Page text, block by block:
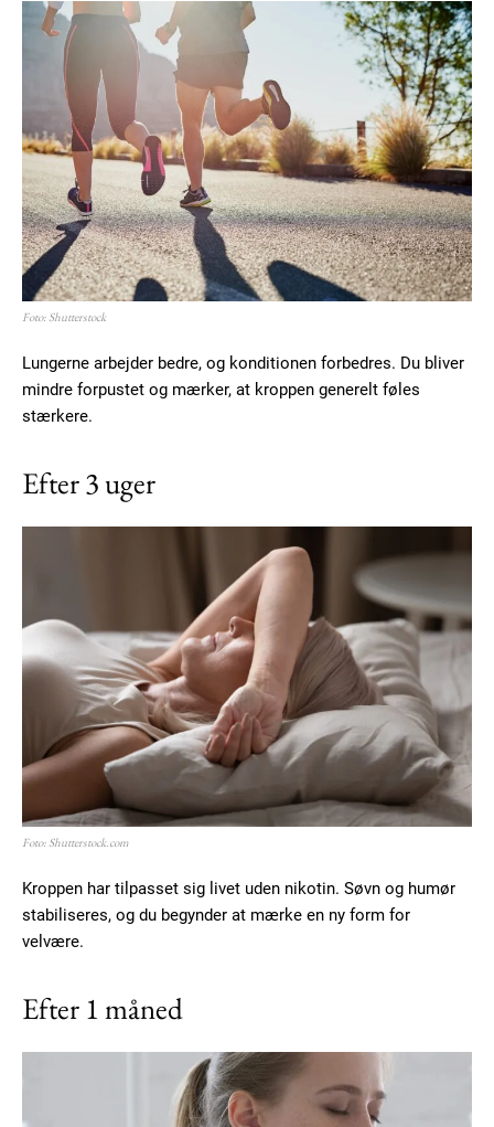
Member full access
100DKK / year
Etiam est nibh, lobortis sit
Praesent euismod ac
Ut mollis pellentesque tortor
Nullam eu erat condimentum
Donec quis est ac felis
Foto: Shutterstock
Lungerne arbejder bedre, og konditionen forbedres. Du bliver
mindre forpustet og mærker, at kroppen generelt føles
stærkere.
Efter 3 uger
Foto: Shutterstock.com
Kroppen har tilpasset sig livet uden nikotin. Søvn og humør
stabiliseres, og du begynder at mærke en ny form for
velvære.
Efter 1 måned